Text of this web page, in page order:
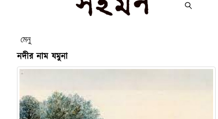
মেনু
নদীর নাম যমুনা